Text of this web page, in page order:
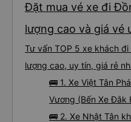
Đặt mua vé xe đi
lượng cao và giá vé
Tư vấn TOP 5 xe khách
lượng cao, uy tín, giá rẻ
🚌 1. Xe Việt Tân
Vương (Bến Xe Đắk
🚌 2. Xe Nhật Tân